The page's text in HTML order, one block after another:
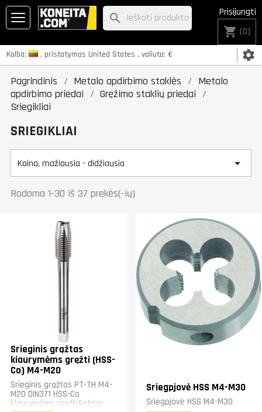
Kalba: , pristatymas United States , valiuta: € settings
Prisijungti
shopping_cart (0)
search
Pagrindinis Metalo apdirbimo staklės
Metalo
apdirbimo priedai
Gręžimo staklių priedai
Sriegikliai
SRIEGIKLIAI
Kaina, mažiausia - didžiausia 
Rodoma 1-30 iš 37 prekės(-ių)
Srieginis grąžtas
kiaurymėms gręžti (HSS-
Co) M4-M20
Srieginis grąžtas PT-TH M4-
M20 DIN371 HSS-Co
kiaurymėms gręžti&nbsp;
Sriegpjovė HSS M4-M30
Sriegpjovė HSS M4-M30